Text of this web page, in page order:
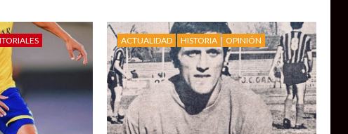
ACTUALIDAD HISTORIA OPINIÓN